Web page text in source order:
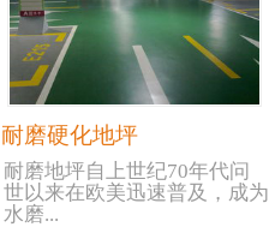
耐磨硬化地坪
耐磨地坪自上世纪70年代问
世以来在欧美迅速普及，成为
水磨...